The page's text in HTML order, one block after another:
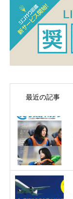
最近の記事